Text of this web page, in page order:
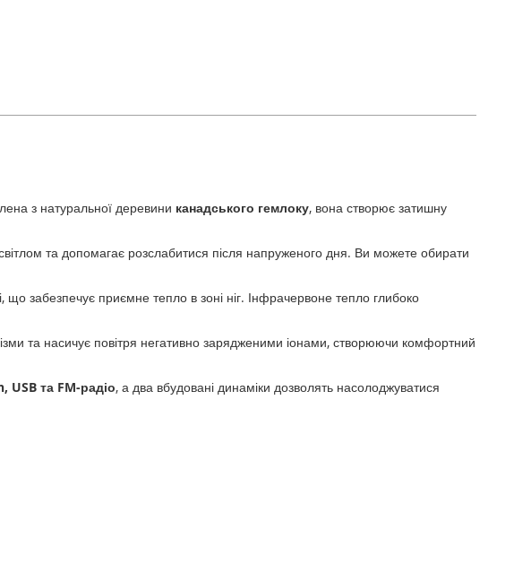
з натуральної деревини канадського гемлоку, вона створює затишну
та допомагає розслабитися після напруженого дня. Ви можете обирати
що забезпечує приємне тепло в зоні ніг. Інфрачервоне тепло глибоко
та насичує повітря негативно зарядженими іонами, створюючи комфортний
USB та FM-радіо, а два вбудовані динаміки дозволять насолоджуватися